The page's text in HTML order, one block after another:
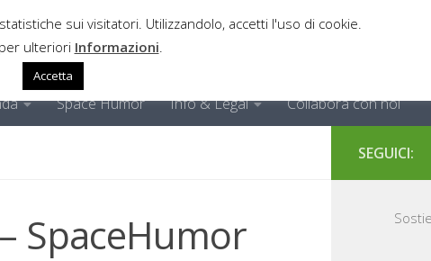
Space Humor Info & Legal Collabora con noi
SpaceHumor
SEGUICI:
sui visitatori. Utilizzandolo, accetti l'uso di cookie.
ulteriori Informazioni
Accetta